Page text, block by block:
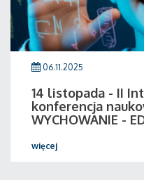
06.11.2025
14 listopada - II
konferencja
WYCHOWANIE -
więcej